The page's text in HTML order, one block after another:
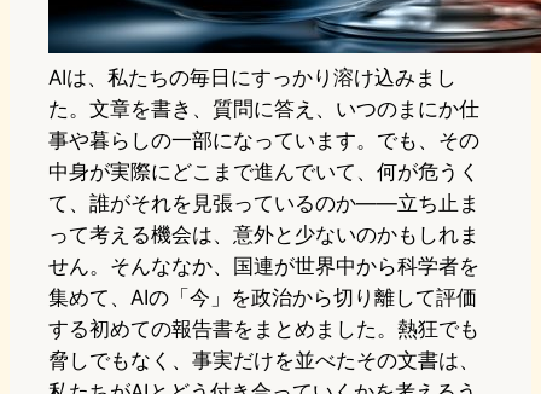
AIは、私たちの毎日にすっかり溶け込みまし
た。文章を書き、質問に答え、いつのまにか仕
事や暮らしの一部になっています。でも、その
中身が実際にどこまで進んでいて、何が危うく
て、誰がそれを見張っているのか——立ち止ま
って考える機会は、意外と少ないのかもしれま
せん。そんななか、国連が世界中から科学者を
集めて、AIの「今」を政治から切り離して評価
する初めての報告書をまとめました。熱狂でも
脅しでもなく、事実だけを並べたその文書は、